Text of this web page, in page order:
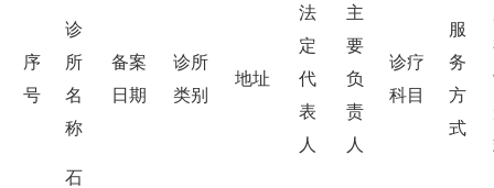
序
号
诊
所
名
称
备案
日期
诊所
类别
地址
法
定
代
表
人
主
要
负
责
人
诊疗
科目
服
务
方
式
石